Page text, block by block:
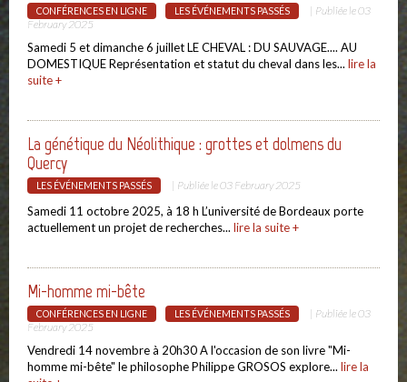
CONFÉRENCES EN LIGNE LES ÉVÉNEMENTS PASSÉS | Publiée le03
February 2025
Samedi 5 et dimanche 6 juillet LE CHEVAL : DU SAUVAGE.... AU
DOMESTIQUE Représentation et statut du cheval dans les... lire la
suite +
La génétique du Néolithique : grottes et dolmens du
Quercy
LES ÉVÉNEMENTS PASSÉS | Publiée le03 February 2025
Samedi 11 octobre 2025, à 18 h L’université de Bordeaux porte
actuellement un projet de recherches... lire la suite +
Mi-homme mi-bête
CONFÉRENCES EN LIGNE LES ÉVÉNEMENTS PASSÉS | Publiée le03
February 2025
Vendredi 14 novembre à 20h30 A l'occasion de son livre "Mi-
homme mi-bête" le philosophe Philippe GROSOS explore... lire la